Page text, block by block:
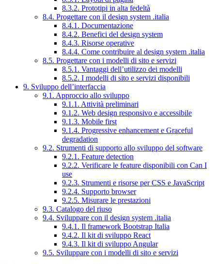
8.3.2. Prototipi in alta fedeltà
8.4. Progettare con il design system .italia
8.4.1. Documentazione
8.4.2. Benefici del design system
8.4.3. Risorse operative
8.4.4. Come contribuire al design system .italia
8.5. Progettare con i modelli di sito e servizi
8.5.1. Vantaggi dell’utilizzo dei modelli
8.5.2. I modelli di sito e servizi disponibili
9. Sviluppo dell’interfaccia
9.1. Approccio allo sviluppo
9.1.1. Attività preliminari
9.1.2. Web design responsivo e accessibile
9.1.3. Mobile first
9.1.4. Progressive enhancement e Graceful
degradation
9.2. Strumenti di supporto allo sviluppo del software
9.2.1. Feature detection
9.2.2. Verificare le feature disponibili con Can I
use
9.2.3. Strumenti e risorse per CSS e JavaScript
9.2.4. Supporto browser
9.2.5. Misurare le prestazioni
9.3. Catalogo del riuso
9.4. Sviluppare con il design system .italia
9.4.1. Il framework Bootstrap Italia
9.4.2. Il kit di sviluppo React
9.4.3. Il kit di sviluppo Angular
9.5. Sviluppare con i modelli di sito e servizi